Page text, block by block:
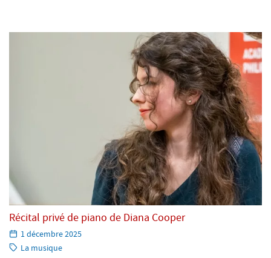
Récital privé de piano de Diana Cooper
Paru
le:
1 décembre 2025
Catégorie:
La musique